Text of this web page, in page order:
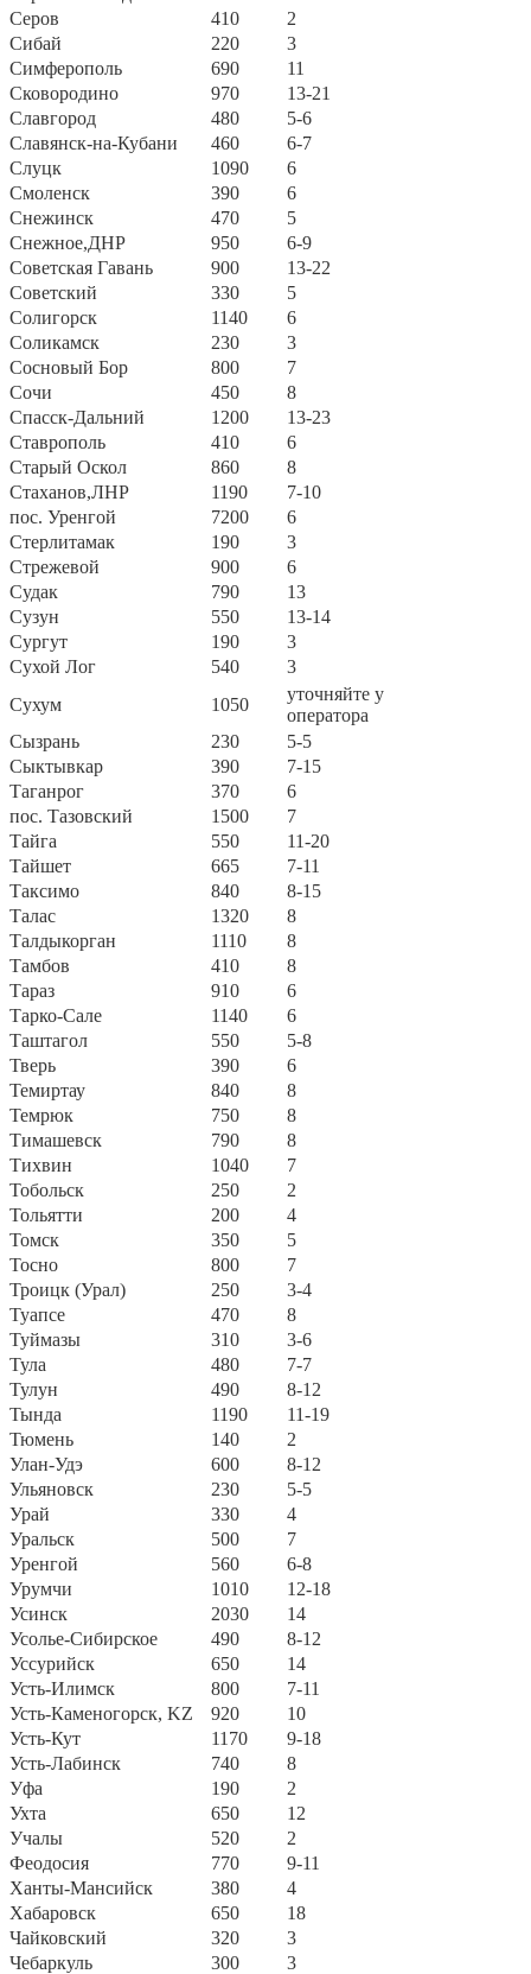
Серов
410
2
Сибай
220
3
Симферополь
690
11
Сковородино
970
13-21
Славгород
480
5-6
Славянск-на-Кубани
460
6-7
Слуцк
1090
6
Смоленск
390
6
Снежинск
470
5
Снежное,ДНР
950
6-9
Советская Гавань
900
13-22
Советский
330
5
Солигорск
1140
6
Соликамск
230
3
Сосновый Бор
800
7
Сочи
450
8
Спасск-Дальний
1200
13-23
Ставрополь
410
6
Старый Оскол
860
8
Стаханов,ЛНР
1190
7-10
пос. Уренгой
7200
6
Стерлитамак
190
3
Стрежевой
900
6
Судак
790
13
Сузун
550
13-14
Сургут
190
3
Сухой Лог
540
3
Сухум
1050
уточняйте у
оператора
Сызрань
230
5-5
Сыктывкар
390
7-15
Таганрог
370
6
пос. Тазовский
1500
7
Тайга
550
11-20
Тайшет
665
7-11
Таксимо
840
8-15
Талас
1320
8
Талдыкорган
1110
8
Тамбов
410
8
Тараз
910
6
Тарко-Сале
1140
6
Таштагол
550
5-8
Тверь
390
6
Темиртау
840
8
Темрюк
750
8
Тимашевск
790
8
Тихвин
1040
7
Тобольск
250
2
Тольятти
200
4
Томск
350
5
Тосно
800
7
Троицк (Урал)
250
3-4
Туапсе
470
8
Туймазы
310
3-6
Тула
480
7-7
Тулун
490
8-12
Тында
1190
11-19
Тюмень
140
2
Улан-Удэ
600
8-12
Ульяновск
230
5-5
Урай
330
4
Уральск
500
7
Уренгой
560
6-8
Урумчи
1010
12-18
Усинск
2030
14
Усолье-Сибирское
490
8-12
Уссурийск
650
14
Усть-Илимск
800
7-11
Усть-Каменогорск, KZ
920
10
Усть-Кут
1170
9-18
Усть-Лабинск
740
8
Уфа
190
2
Ухта
650
12
Учалы
520
2
Феодосия
770
9-11
Ханты-Мансийск
380
4
Хабаровск
650
18
Чайковский
320
3
Чебаркуль
300
3